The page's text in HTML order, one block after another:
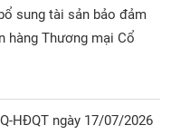
sung tài sản bảo đảm
hàng Thương mại Cổ
HĐQT ngày 17/07/2026